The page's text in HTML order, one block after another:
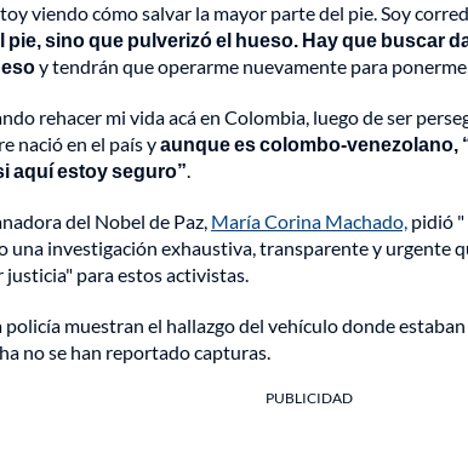
viendo cómo salvar la mayor parte del pie. Soy
sino que pulverizó el hueso. Hay que buscar
y tendrán que operarme nuevamente para
rehacer mi vida acá en Colombia, luego de ser
nació en el país yaunque es colombo-venezolano,
aquí estoy seguro”.
del Nobel de Paz, María Corina Machado, pidió "
una investigación exhaustiva, transparente y urgente
para estos activistas.
muestran el hallazgo del vehículo donde
no se han reportado capturas.
PUBLICIDAD